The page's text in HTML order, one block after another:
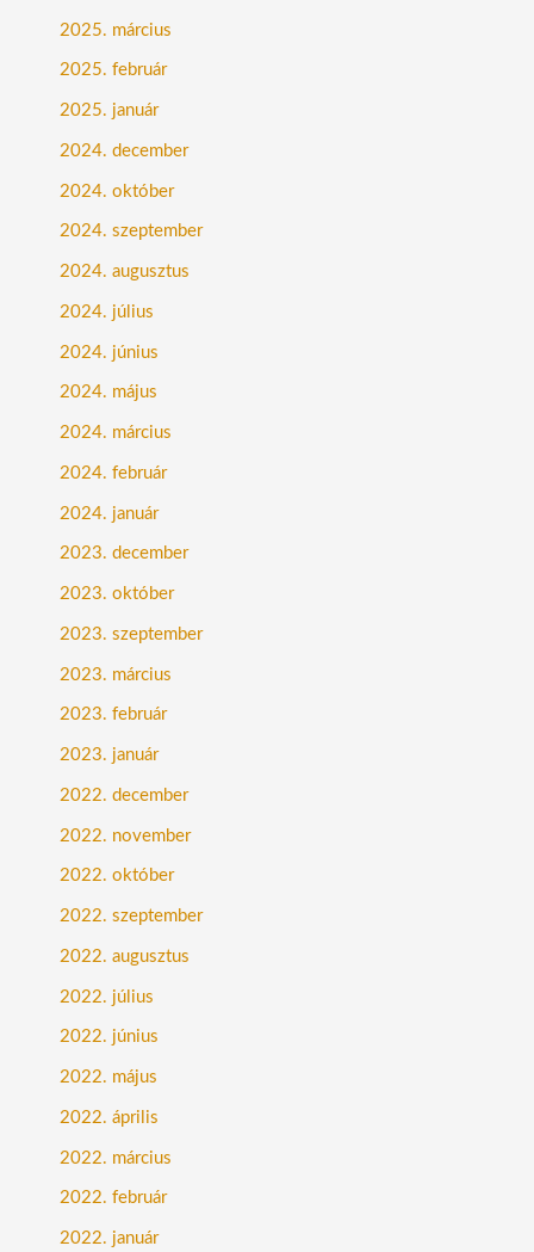
2025. március
2025. február
2025. január
2024. december
2024. október
2024. szeptember
2024. augusztus
2024. július
2024. június
2024. május
2024. március
2024. február
2024. január
2023. december
2023. október
2023. szeptember
2023. március
2023. február
2023. január
2022. december
2022. november
2022. október
2022. szeptember
2022. augusztus
2022. július
2022. június
2022. május
2022. április
2022. március
2022. február
2022. január